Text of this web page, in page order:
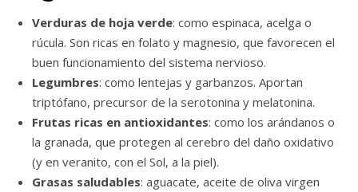
Verduras de hoja verde: como espinaca, acelga o
rúcula. Son ricas en folato y magnesio, que favorecen el
buen funcionamiento del sistema nervioso.
Legumbres: como lentejas y garbanzos. Aportan
triptófano, precursor de la serotonina y melatonina.
Frutas ricas en antioxidantes: como los arándanos o
la granada, que protegen al cerebro del daño oxidativo
(y en veranito, con el Sol, a la piel).
Grasas saludables: aguacate, aceite de oliva virgen